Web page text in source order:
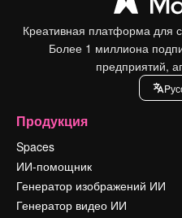
Креативная платформа для
Более 1 миллиона
предприятий,
Продукция
Spaces
ИИ-помощник
Генератор изображений ИИ
Генератор видео ИИ